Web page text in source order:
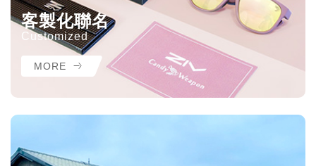
客製化聯名
Customized
MORE